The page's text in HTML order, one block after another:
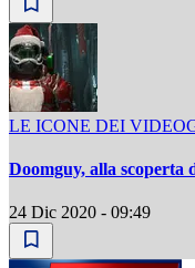
LE ICONE DEI
Doomguy, alla scoperta
24 Dic 2020 - 09:49